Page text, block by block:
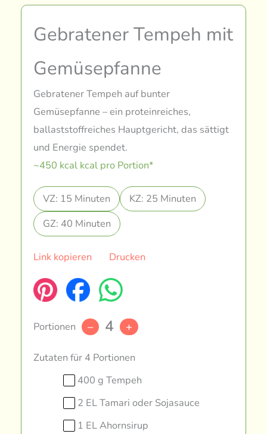
Gebratener Tempeh mit
Gemüsepfanne
Gebratener Tempeh auf bunter
Gemüsepfanne – ein proteinreiches,
ballaststoffreiches Hauptgericht, das sättigt
und Energie spendet.
~450 kcal kcal pro Portion*
VZ: 15 Minuten
KZ: 25 Minuten
GZ: 40 Minuten
Link kopieren Drucken
Portionen – 4 +
Zutaten für 4 Portionen
400 g Tempeh
2 EL Tamari oder Sojasauce
1 EL Ahornsirup